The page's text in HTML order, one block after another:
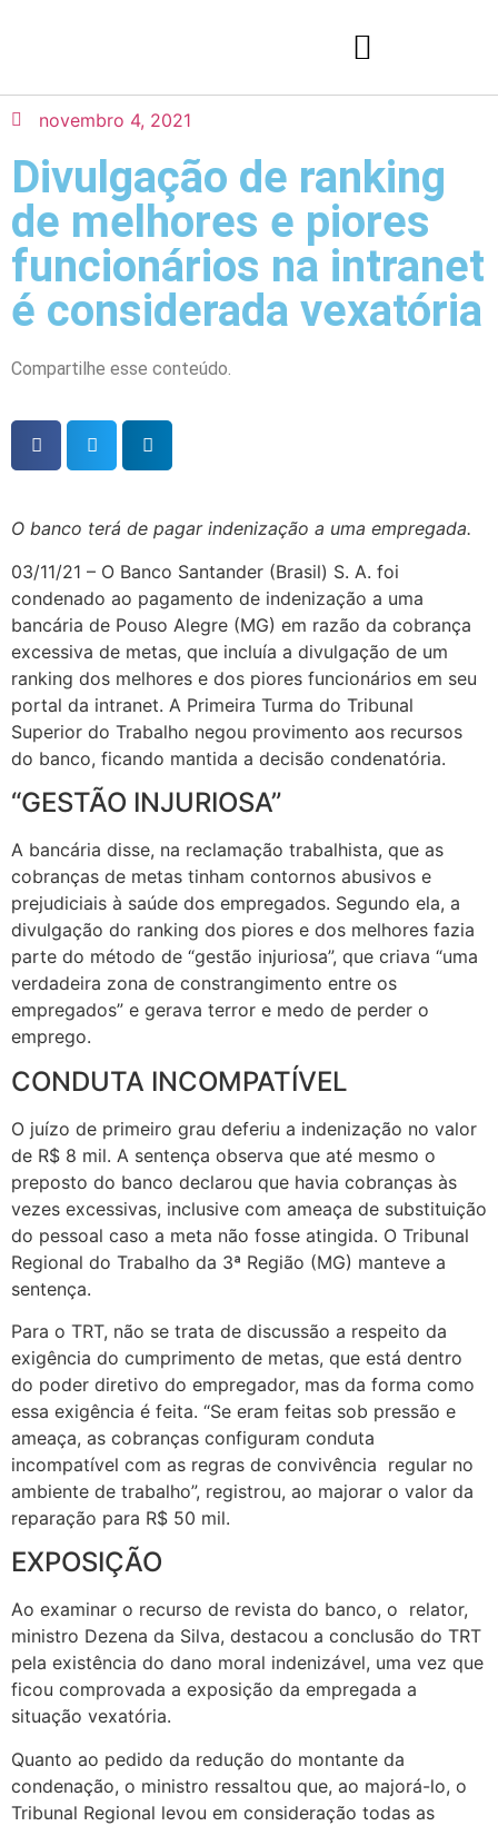
novembro 4, 2021
Divulgação de ranking
de melhores e piores
funcionários na intranet
é considerada vexatória
Compartilhe esse conteúdo.
O banco terá de pagar indenização a uma empregada.
03/11/21 – O Banco Santander (Brasil) S. A. foi
condenado ao pagamento de indenização a uma
bancária de Pouso Alegre (MG) em razão da cobrança
excessiva de metas, que incluía a divulgação de um
ranking dos melhores e dos piores funcionários em seu
portal da intranet. A Primeira Turma do Tribunal
Superior do Trabalho negou provimento aos recursos
do banco, ficando mantida a decisão condenatória.
“GESTÃO INJURIOSA”
A bancária disse, na reclamação trabalhista, que as
cobranças de metas tinham contornos abusivos e
prejudiciais à saúde dos empregados. Segundo ela, a
divulgação do ranking dos piores e dos melhores fazia
parte do método de “gestão injuriosa”, que criava “uma
verdadeira zona de constrangimento entre os
empregados” e gerava terror e medo de perder o
emprego.
CONDUTA INCOMPATÍVEL
O juízo de primeiro grau deferiu a indenização no valor
de R$ 8 mil. A sentença observa que até mesmo o
preposto do banco declarou que havia cobranças às
vezes excessivas, inclusive com ameaça de substituição
do pessoal caso a meta não fosse atingida. O Tribunal
Regional do Trabalho da 3ª Região (MG) manteve a
sentença.
Para o TRT, não se trata de discussão a respeito da
exigência do cumprimento de metas, que está dentro
do poder diretivo do empregador, mas da forma como
essa exigência é feita. “Se eram feitas sob pressão e
ameaça, as cobranças configuram conduta
incompatível com as regras de convivência regular no
ambiente de trabalho”, registrou, ao majorar o valor da
reparação para R$ 50 mil.
EXPOSIÇÃO
Ao examinar o recurso de revista do banco, o relator,
ministro Dezena da Silva, destacou a conclusão do TRT
pela existência do dano moral indenizável, uma vez que
ficou comprovada a exposição da empregada a
situação vexatória.
Quanto ao pedido da redução do montante da
condenação, o ministro ressaltou que, ao majorá-lo, o
Tribunal Regional levou em consideração todas as